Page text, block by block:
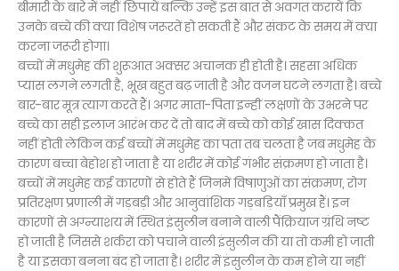
बीमारी के बारे में नहीं छिपायें बल्कि उन्हें इस बात से अवगत करायें कि
उनके बच्चे की क्या विशेष जरूरतें हो सकती हैं और संकट के समय में क्या
करना जरूरी होगा।
बच्चों में मधुमेह की शुरूआत अक्सर अचानक ही होती है। सहसा अधिक
प्यास लगने लगती है, भूख बहुत बढ़ जाती है और वजन घटने लगता है। बच्चे
बार-बार मूत्र त्याग करते हैं। अगर माता-पिता इन्हीं लक्षणों के उभरने पर
बच्चे का सही इलाज आरंभ कर दें तो बाद में बच्चे को कोई खास दिक्कत
नहीं होती लेकिन कई बच्चों में मधुमेह का पता तब चलता है जब मधुमेह के
कारण बच्चा बेहोश हो जाता है या शरीर में कोई गंभीर संक्रमण हो जाता है।
बच्चों में मधुमेह कई कारणों से होते हैं जिनमें विषाणुओं का संक्रमण, रोग
प्रतिरक्षण प्रणाली में गड़बड़ी और आनुवांशिक गड़बड़ियाँ प्रमुख हैं। इन
कारणों से अग्न्याशय में स्थित इंसुलीन बनाने वाली पैंक्रियाज ग्रंथि नष्ट
हो जाती है जिससे शर्करा को पचाने वाली इंसुलीन की या तो कमी हो जाती
है या इसका बनना बंद हो जाता है। शरीर में इंसुलीन के कम होने या नहीं